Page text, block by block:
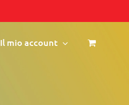
Il mio account